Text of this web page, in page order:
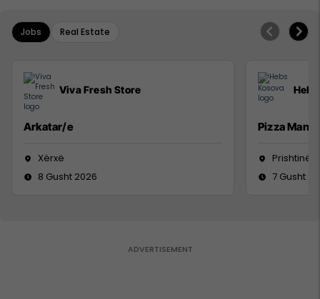
Jobs Real Estate
Viva Fresh Store
Arkatar/e
Xërxë
8 Gusht 2026
Pizza Man
Prishtinë
7 Gusht